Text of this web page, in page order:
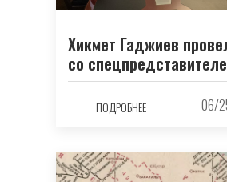
Хикмет Гаджиев
со
ПОДРОБНЕЕ 06/